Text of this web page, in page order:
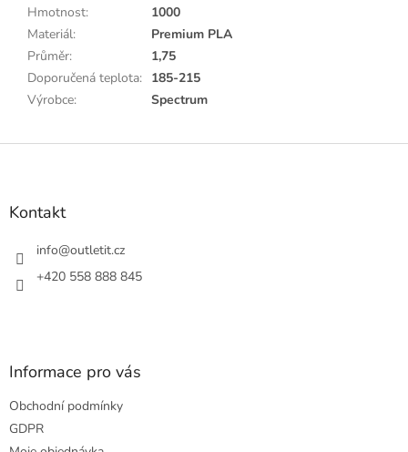
Hmotnost:
1000
Materiál:
Premium PLA
Průměr:
1,75
Doporučená teplota: 185-215
Výrobce: Spectrum
Z
Kontakt
info@outletit.cz
+420 558 888 845
Informace pro vás
Obchodní podmínky
GDPR